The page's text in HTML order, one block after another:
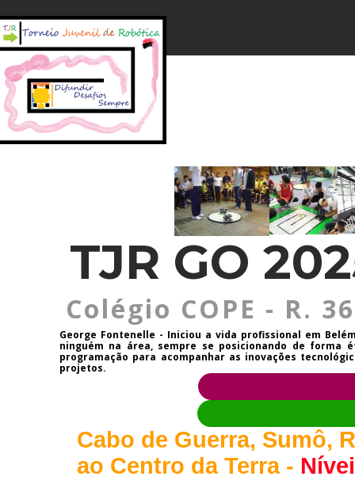
TJR GO
Colégio COPE - R.
George Fontenelle - Iniciou a vida profissional em
ninguém na área, sempre se posicionando de forma
programação para acompanhar as inovações
projetos.
Cabo de Guerra, Sumô,
ao Centro da Terra -